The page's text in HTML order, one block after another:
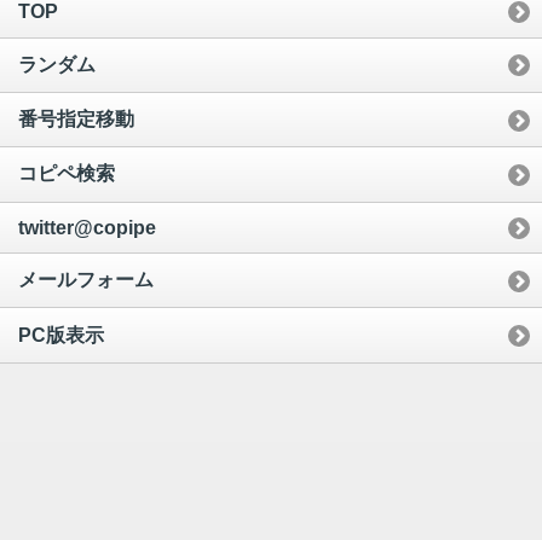
TOP
ランダム
番号指定移動
コピペ検索
twitter@copipe
メールフォーム
PC版表示